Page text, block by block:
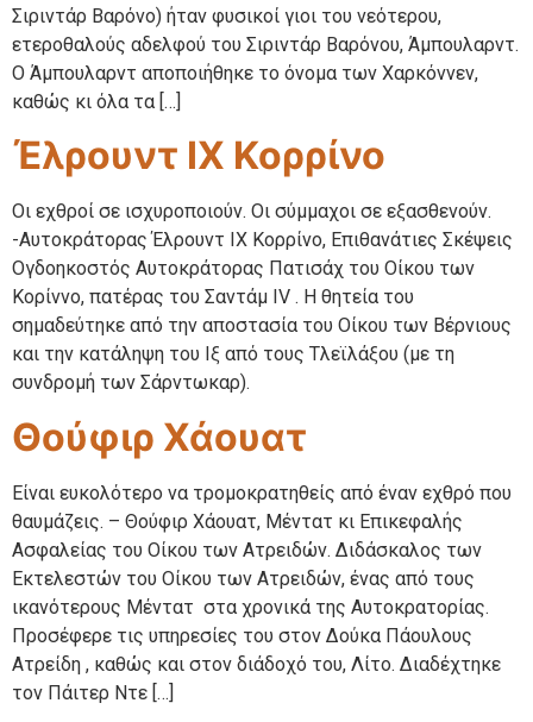
Σιριντάρ Βαρόνο) ήταν φυσικοί γιοι του νεότερου,
ετεροθαλούς αδελφού του Σιριντάρ Βαρόνου, Άμπουλαρντ.
Ο Άμπουλαρντ αποποιήθηκε το όνομα των Χαρκόννεν,
καθώς κι όλα τα […]
Έλρουντ ΙΧ Κορρίνο
Οι εχθροί σε ισχυροποιούν. Οι σύμμαχοι σε εξασθενούν.
-Αυτοκράτορας Έλρουντ ΙΧ Κορρίνο, Επιθανάτιες Σκέψεις
Ογδοηκοστός Αυτοκράτορας Πατισάχ του Οίκου των
Κορίννο, πατέρας του Σαντάμ IV . Η θητεία του
σημαδεύτηκε από την αποστασία του Οίκου των Βέρνιους
και την κατάληψη του Ιξ από τους Τλεϊλάξου (με τη
συνδρομή των Σάρντωκαρ).
Θούφιρ Χάουατ
Είναι ευκολότερο να τρομοκρατηθείς από έναν εχθρό που
θαυμάζεις. – Θούφιρ Χάουατ, Μέντατ κι Επικεφαλής
Ασφαλείας του Οίκου των Ατρειδών. Διδάσκαλος των
Εκτελεστών του Οίκου των Ατρειδών, ένας από τους
ικανότερους Μέντατ στα χρονικά της Αυτοκρατορίας.
Προσέφερε τις υπηρεσίες του στον Δούκα Πάουλους
Ατρείδη , καθώς και στον διάδοχό του, Λίτο. Διαδέχτηκε
τον Πάιτερ Ντε […]